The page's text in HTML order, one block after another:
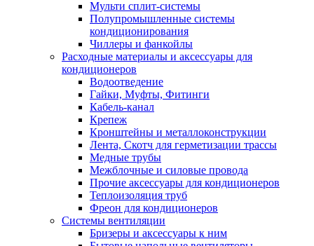
Мульти сплит-системы
Полупромышленные системы
кондиционирования
Чиллеры и фанкойлы
Расходные материалы и аксессуары для
кондиционеров
Водоотведение
Гайки, Муфты, Фитинги
Кабель-канал
Крепеж
Кронштейны и металлоконструкции
Лента, Скотч для герметизации трассы
Медные трубы
Межблочные и силовые провода
Прочие аксессуары для кондиционеров
Теплоизоляция труб
Фреон для кондиционеров
Системы вентиляции
Бризеры и аксессуары к ним